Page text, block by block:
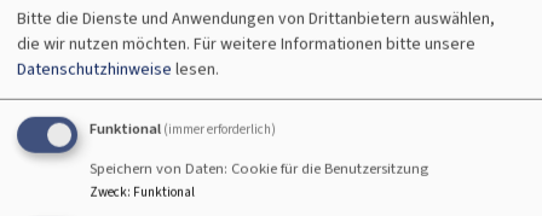
Innenrenovierung
Innenrenovierung
Bitte die Dienste und Anwendungen von Drittanbietern auswählen,
die wir nutzen möchten. Für weitere Informationen bitte unsere
Datenschutzhinweise lesen.
Funktional (immer erforderlich)
Speichern von Daten: Cookie für die Benutzersitzung
Zweck: Funktional